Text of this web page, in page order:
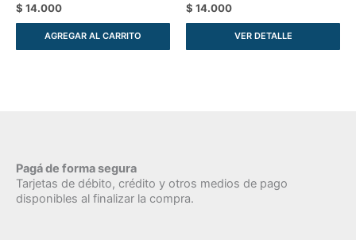
$ 14.000
AGREGAR AL CARRITO
$ 14.000
VER DETALLE
Pagá de forma segura
Tarjetas de débito, crédito y otros medios de pago
disponibles al finalizar la compra.